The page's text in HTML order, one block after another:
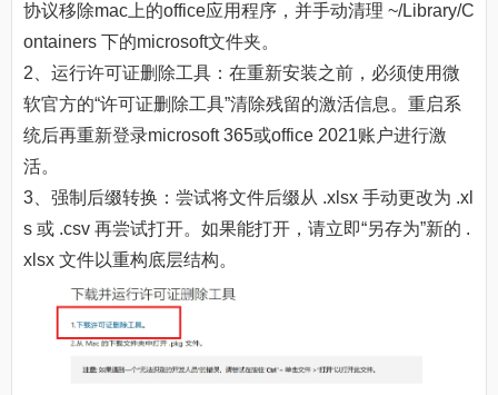
协议移除mac上的office应用程序，并手动清理 ~/Library/C
ontainers 下的microsoft文件夹。
2、运行许可证删除工具：在重新安装之前，必须使用微
软官方的“许可证删除工具”清除残留的激活信息。重启系
统后再重新登录microsoft 365或office 2021账户进行激
活。
3、强制后缀转换：尝试将文件后缀从 .xlsx 手动更改为 .xl
s 或 .csv 再尝试打开。如果能打开，请立即“另存为”新的 .
xlsx 文件以重构底层结构。